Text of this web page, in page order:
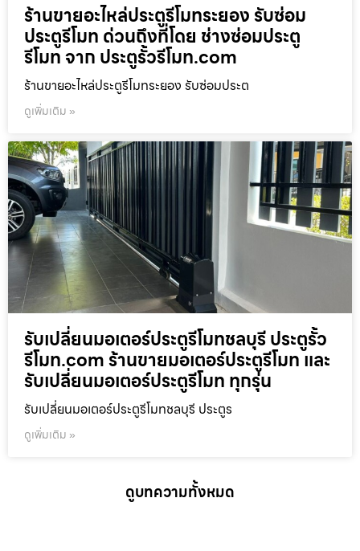
ร้านขายอะไหล่ประตูรีโมทระยอง รับซ่อม
ประตูรีโมท ด่วนถึงที่โดย ช่างซ่อมประตู
รีโมท จาก ประตูรั้วรีโมท.com
ร้านขายอะไหล่ประตูรีโมทระยอง รับซ่อมประต
ดูเพิ่มเติม »
รับเปลี่ยนมอเตอร์ประตูรีโมทชลบุรี ประตูรั้ว
รีโมท.com ร้านขายมอเตอร์ประตูรีโมท และ
รับเปลี่ยนมอเตอร์ประตูรีโมท ทุกรุ่น
รับเปลี่ยนมอเตอร์ประตูรีโมทชลบุรี ประตูร
ดูเพิ่มเติม »
ดูบทความทั้งหมด